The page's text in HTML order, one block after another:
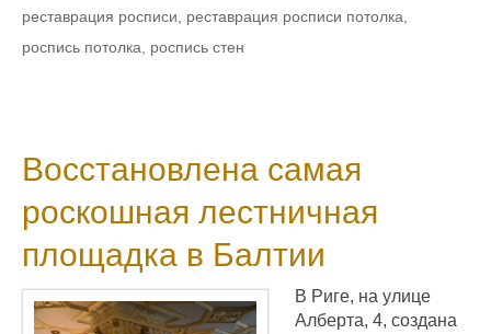
реставрация росписи, реставрация росписи потолка,
роспись потолка, роспись стен
Восстановлена самая
роскошная лестничная
площадка в Балтии
В Риге, на улице
Алберта, 4, создана